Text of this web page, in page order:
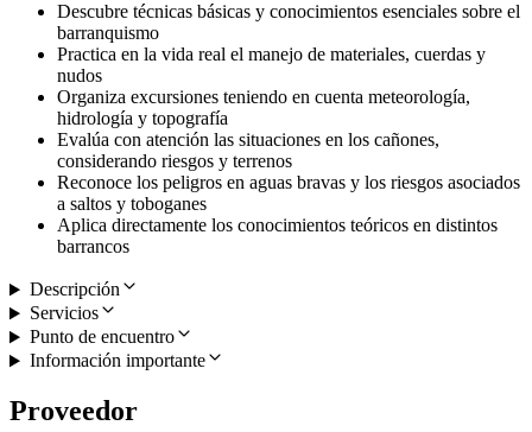
Descubre técnicas básicas y conocimientos esenciales sobre el
barranquismo
Practica en la vida real el manejo de materiales, cuerdas y
nudos
Organiza excursiones teniendo en cuenta meteorología,
hidrología y topografía
Evalúa con atención las situaciones en los cañones,
considerando riesgos y terrenos
Reconoce los peligros en aguas bravas y los riesgos asociados
a saltos y toboganes
Aplica directamente los conocimientos teóricos en distintos
barrancos
Descripción
Servicios
Punto de encuentro
Información importante
Proveedor